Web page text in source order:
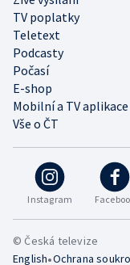
Instagram
TV poplatky
Teletext
Podcasty
Počasí
E-shop
Mobilní a TV aplikace
Vše o ČT
© Česká televize
English•Ochrana